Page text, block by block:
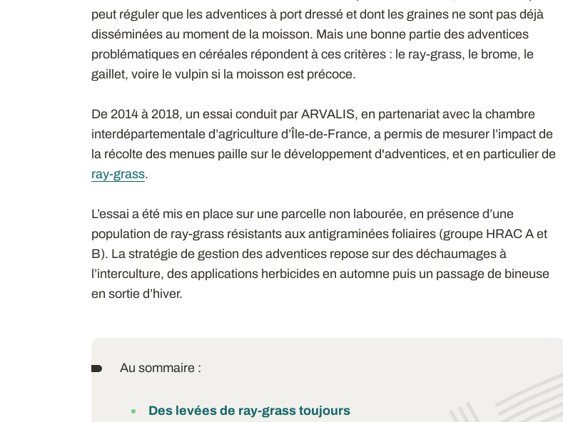
peut réguler que les adventices à port dressé et dont les graines ne sont pas déjà
disséminées au moment de la moisson. Mais une bonne partie des adventices
problématiques en céréales répondent à ces critères : le ray-grass, le brome, le
gaillet, voire le vulpin si la moisson est précoce.
De 2014 à 2018, un essai conduit par ARVALIS, en partenariat avec la chambre
interdépartementale d’agriculture d’Île-de-France, a permis de mesurer l’impact de
la récolte des menues paille sur le développement d'adventices, et en particulier de
ray-grass.
L’essai a été mis en place sur une parcelle non labourée, en présence d’une
population de ray-grass résistants aux antigraminées foliaires (groupe HRAC A et
B). La stratégie de gestion des adventices repose sur des déchaumages à
l’interculture, des applications herbicides en automne puis un passage de bineuse
en sortie d’hiver.
Au sommaire :
Des levées de ray-grass toujours